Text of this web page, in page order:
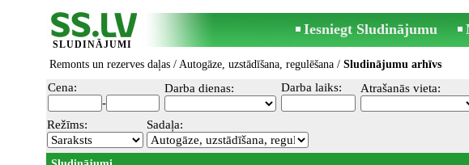
SLUDINĀJUMI
Iesniegt Sludinājumu
Remonts un rezerves daļas / Autogāze, uzstādīšana, regulēšana / Sludinājumu arhīvs
Cena:
-
Darba dienas: Darba laiks: Atrašanās vieta:
Režīms: Sadaļa: